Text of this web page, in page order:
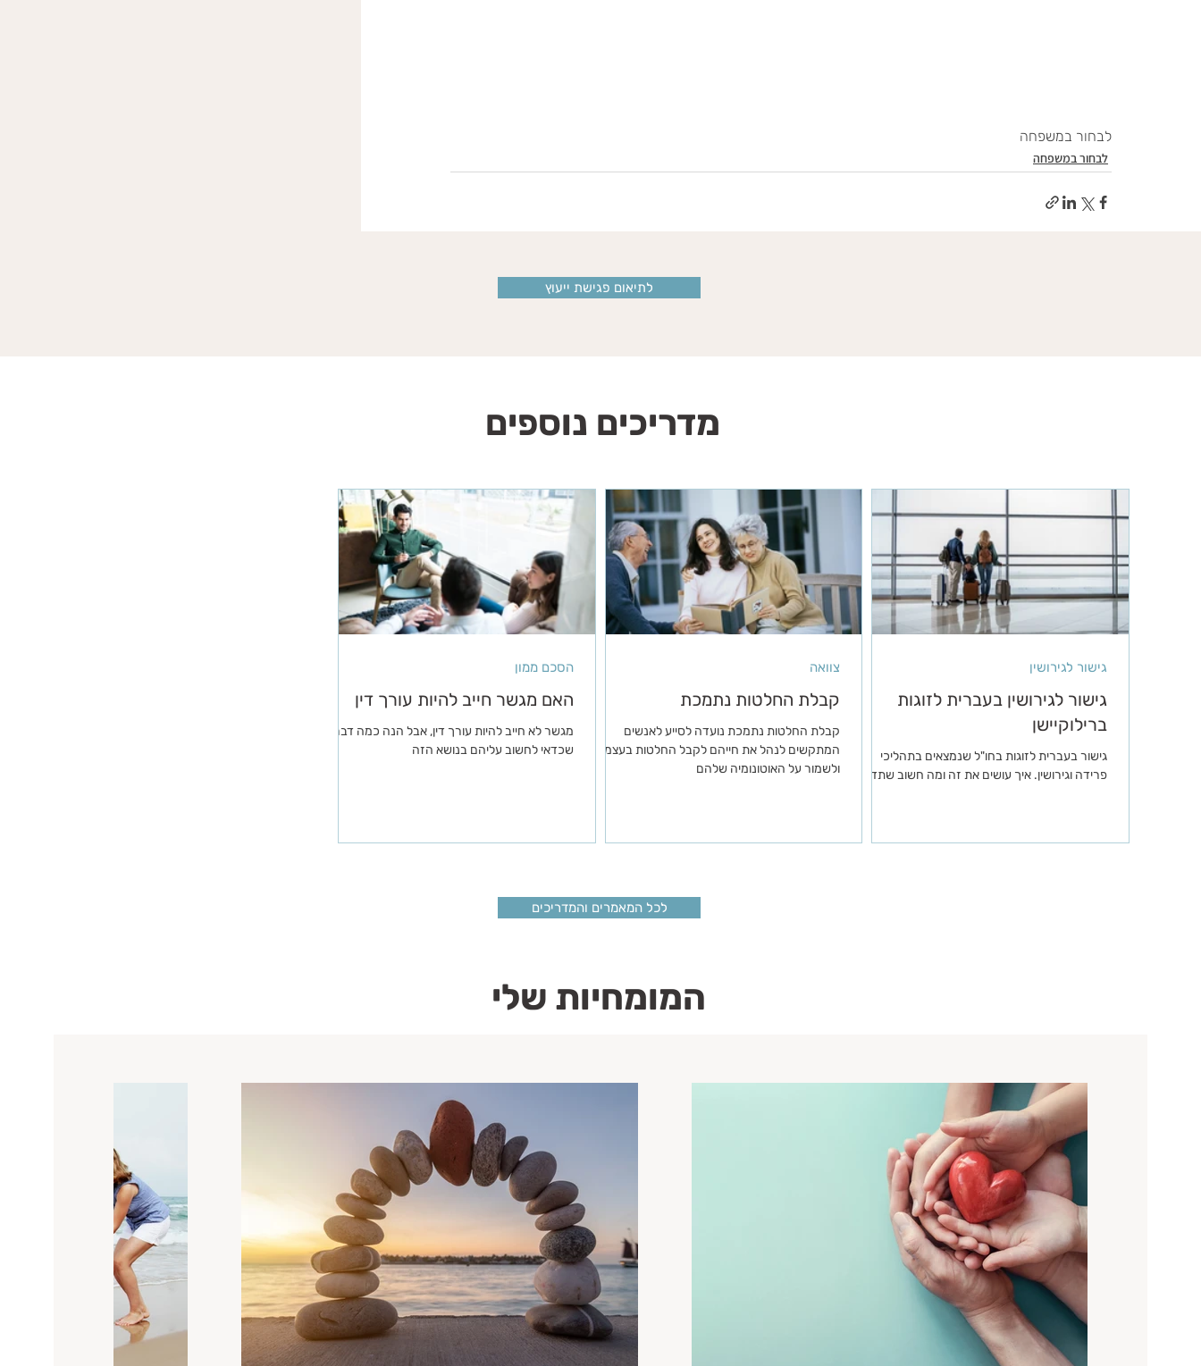
לבחור במשפחה
לבחור במשפחה
לתיאום פגישת ייעוץ
מדריכים נוספים
גישור לגירושין בעברית לזוגות
ברילוקיישן
גישור בעברית לזוגות בחו"ל שנמצאים בתהליכי
פרידה וגירושין. איך עושים את זה ומה חשוב שתדעו
גישור לגירושין
קבלת החלטות נתמכת
קבלת החלטות נתמכת נועדה לסייע לאנשים
המתקשים לנהל את חייהם לקבל החלטות בעצמם
ולשמור על האוטונומיה שלהם
צוואה
האם מגשר חייב להיות עורך דין
מגשר לא חייב להיות עורך דין, אבל הנה כמה דברים
שכדאי לחשוב עליהם בנושא הזה
הסכם ממון
לכל המאמרים והמדריכים
המומחיות שלי